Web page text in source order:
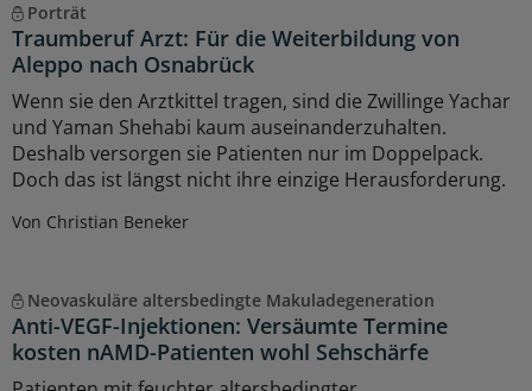
Porträt
Traumberuf Arzt: Für die Weiterbildung von
Aleppo nach Osnabrück
Wenn sie den Arztkittel tragen, sind die Zwillinge Yachar
und Yaman Shehabi kaum auseinanderzuhalten.
Deshalb versorgen sie Patienten nur im Doppelpack.
Doch das ist längst nicht ihre einzige Herausforderung.
Von Christian Beneker
Neovaskuläre altersbedingte Makuladegeneration
Anti-VEGF-Injektionen: Versäumte Termine
kosten nAMD-Patienten wohl Sehschärfe